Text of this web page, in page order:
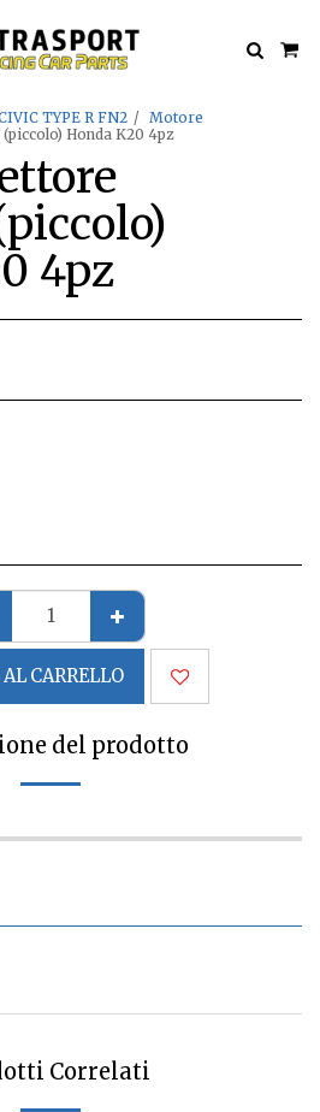
TYPE R FN2
Motore
Honda K20 4pz
4pz
CARRELLO
del prodotto
Correlati